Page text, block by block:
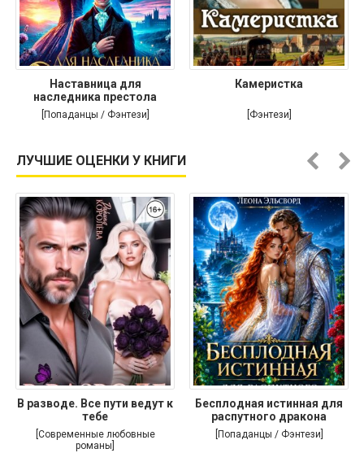
Наставница для
наследника престола
[Попаданцы / Фэнтези]
Камеристка
[Фэнтези]
ЛУЧШИЕ ОЦЕНКИ У КНИГИ
В разводе. Все пути ведут к
тебе
[Современные любовные
романы]
Бесплодная истинная для
распутного дракона
[Попаданцы / Фэнтези]